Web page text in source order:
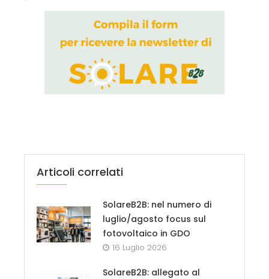
Articoli correlati
SolareB2B: nel numero di
luglio/agosto focus sul
fotovoltaico in GDO
16 Luglio 2026
SolareB2B: allegato al